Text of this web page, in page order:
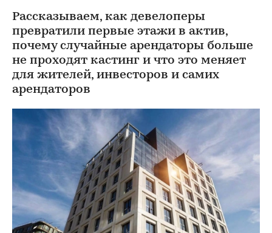
Рассказываем, как девелоперы
превратили первые этажи в актив,
почему случайные арендаторы больше
не проходят кастинг и что это меняет
для жителей, инвесторов и самих
арендаторов